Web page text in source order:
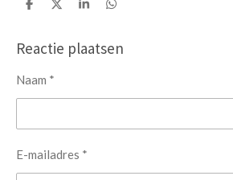
D
e
n
D
l
S
r
e
D
e
n
Reactie plaatsen
Naam *
E-mailadres *